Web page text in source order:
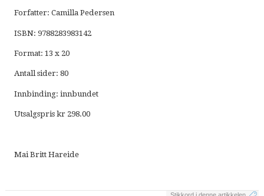
Forfatter: Camilla Pedersen
ISBN: 9788283983142
Format: 13 x 20
Antall sider: 80
Innbinding: innbundet
Utsalgspris kr 298.00
Mai Britt Hareide
Stikkord i denne artikkelen